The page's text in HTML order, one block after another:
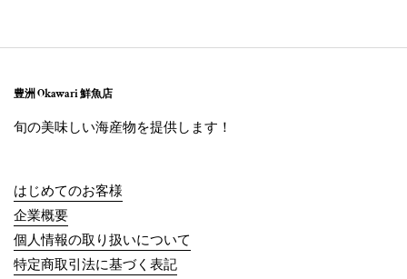
豊洲 Okawari 鮮魚店
旬の美味しい海産物を提供します！
はじめてのお客様
企業概要
個人情報の取り扱いについて
特定商取引法に基づく表記